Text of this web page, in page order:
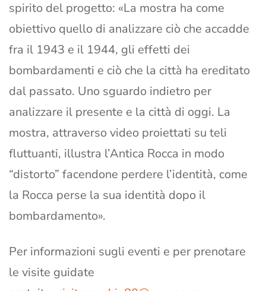
spirito del progetto: «La mostra ha come
obiettivo quello di analizzare ciò che accadde
fra il 1943 e il 1944, gli effetti dei
bombardamenti e ciò che la città ha ereditato
dal passato. Uno sguardo indietro per
analizzare il presente e la città di oggi. La
mostra, attraverso video proiettati su teli
fluttuanti, illustra l’Antica Rocca in modo
“distorto” facendone perdere l’identità, come
la Rocca perse la sua identità dopo il
bombardamento».
Per informazioni sugli eventi e per prenotare
le visite guidate